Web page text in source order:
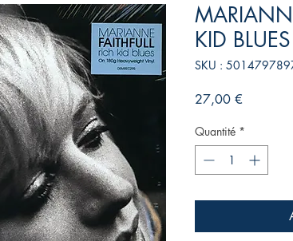
KID BLUES
SKU :
27,00 €
Quantité *